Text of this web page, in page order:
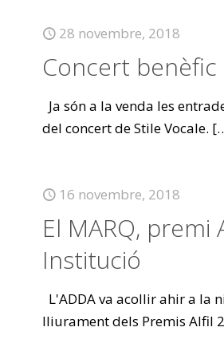
28 novembre, 2018
Concert benèfic
Ja són a la venda les
del concert de Stile Vocale.
16 novembre, 2018
El MARQ, premi
Institució
L'ADDA va acollir ahir a la
lliurament dels Premis Alfil